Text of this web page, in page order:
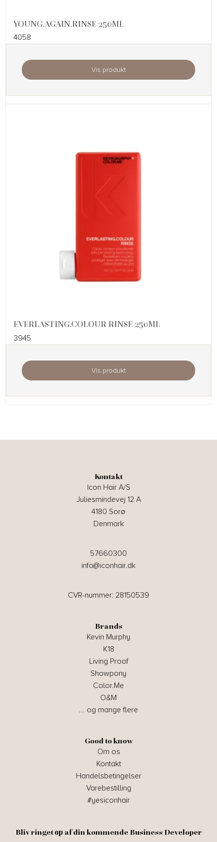
YOUNG.AGAIN.RINSE 250ML
4058
Vis produkt
EVERLASTING.COLOUR RINSE 250ML
3945
Vis produkt
Kontakt
Icon Hair A/S
Juliesmindevej 12 A
4180 Sorø
Denmark
57660300
info@iconhair.dk
CVR-nummer: 28150539
Brands
Kevin Murphy
K18
Living Proof
Showpony
Color.Me
O&M
... og mange flere
Good to know
Om os
Kontakt
Handelsbetingelser
Varebestilling
#yesiconhair
Bliv ringet ор af din kommende Business Developer